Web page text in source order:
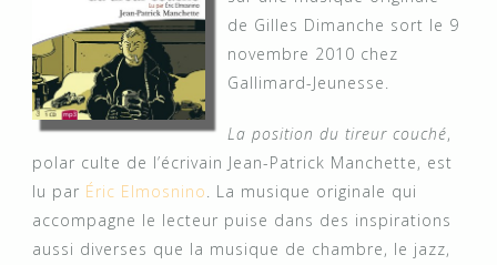
de Gilles Dimanche sort le 9
novembre 2010 chez
Gallimard-Jeunesse.
La position du tireur couché,
polar culte de l’écrivain Jean-Patrick Manchette, est
lu par Éric Elmosnino. La musique originale qui
accompagne le lecteur puise dans des inspirations
aussi diverses que la musique de chambre, le jazz,